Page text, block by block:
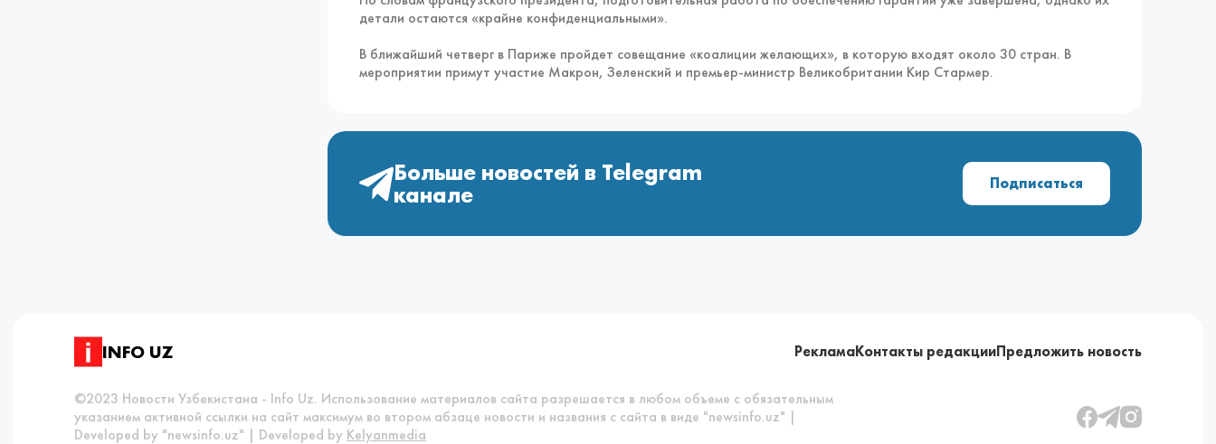
детали остаются «крайне конфиденциальными».
В ближайший четверг в Париже пройдет совещание «коалиции желающих», в которую входят около 30 стран. В
мероприятии примут участие Макрон, Зеленский и премьер-министр Великобритании Кир Стармер.
Больше новостей в Telegram
канале Подписаться
INFO UZ РекламаКонтакты редакцииПредложить новость
©2023 Новости Узбекистана - Info Uz. Использование материалов сайта разрешается в любом объеме с обязательным
указанием активной ссылки на сайт максимум во втором абзаце новости и названия с сайта в виде "newsinfo.uz" |
Developed by "newsinfo.uz" | Developed by Kelyanmedia